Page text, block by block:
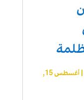
أغسطس 15,